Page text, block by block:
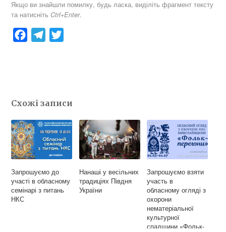
Якщо ви знайшли помилку, будь ласка, виділіть фрагмент тексту
та натисніть Ctrl+Enter.
o
o
k
r
a
m
e
r
Схожі записи
Запрошуємо до
участі в обласному
семінарі з питань
НКС
Нанаші у весільних
традиціях Півдня
України
Запрошуємо взяти
участь в
обласному огляді з
охорони
нематеріальної
культурної
спадщини «Фольк-